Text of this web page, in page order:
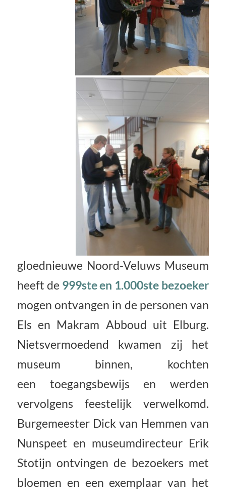
gloednieuwe Noord-Veluws Museum
heeft de 999ste en 1.000ste bezoeker
mogen ontvangen in de personen van
Els en Makram Abboud uit Elburg.
Nietsvermoedend kwamen zij het
museum binnen, kochten
een toegangsbewijs en werden
vervolgens feestelijk verwelkomd.
Burgemeester Dick van Hemmen van
Nunspeet en museumdirecteur Erik
Stotijn ontvingen de bezoekers met
bloemen en een exemplaar van het